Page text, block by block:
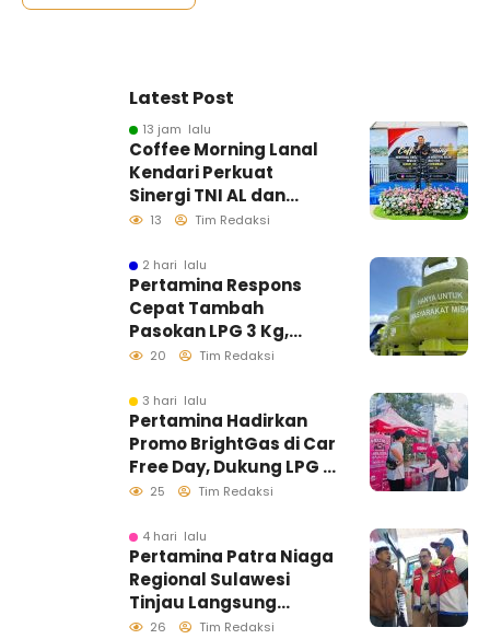
Latest Post
13 jam lalu
Coffee Morning Lanal
Kendari Perkuat
Sinergi TNI AL dan
Insan Pers Wujudkan
13 Tim Redaksi
2 hari lalu
Pertamina Respons
Cepat Tambah
Pasokan LPG 3 Kg,
Kondisi Penyaluran di
Berlangsung Kondusif
20 Tim Redaksi
3 hari lalu
Pertamina Hadirkan
Promo BrightGas di Car
Free Day, Dukung LPG 3
Kg Tepat Sasaran
25 Tim Redaksi
4 hari lalu
Pertamina Patra Niaga
Regional Sulawesi
Tinjau Langsung
Pelayanan SPBU di
26 Tim Redaksi